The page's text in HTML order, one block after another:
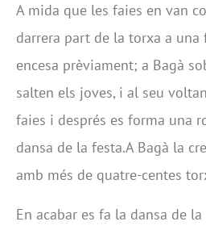
A mida que les faies en van
darrera part de la torxa a una
encesa prèviament; a Bagà
salten els joves, i al seu
faies i després es forma una
dansa de la festa.A Bagà la
amb més de quatre-centes
En acabar es fa la dansa de